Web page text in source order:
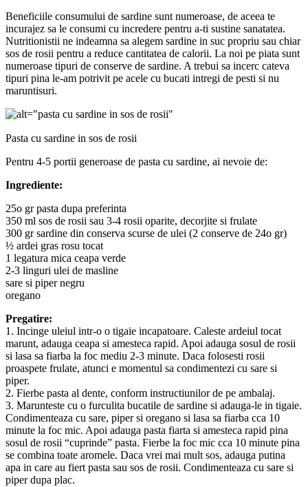
Beneficiile consumului de sardine sunt numeroase, de aceea te
incurajez sa le consumi cu incredere pentru a-ti sustine sanatatea.
Nutritionistii ne indeamna sa alegem sardine in suc propriu sau chiar
sos de rosii pentru a reduce cantitatea de calorii. La noi pe piata sunt
numeroase tipuri de conserve de sardine. A trebui sa incerc cateva
tipuri pina le-am potrivit pe acele cu bucati intregi de pesti si nu
maruntisuri.
Pasta cu sardine in sos de rosii
Pentru 4-5 portii generoase de pasta cu sardine, ai nevoie de:
Ingrediente:
25o gr pasta dupa preferinta
350 ml sos de rosii sau 3-4 rosii oparite, decorjite si frulate
300 gr sardine din conserva scurse de ulei (2 conserve de 24o gr)
½ ardei gras rosu tocat
1 legatura mica ceapa verde
2-3 linguri ulei de masline
sare si piper negru
oregano
Pregatire:
1. Incinge uleiul intr-o o tigaie incapatoare. Caleste ardeiul tocat
marunt, adauga ceapa si amesteca rapid. Apoi adauga sosul de rosii
si lasa sa fiarba la foc mediu 2-3 minute. Daca folosesti rosii
proaspete frulate, atunci e momentul sa condimentezi cu sare si
piper.
2. Fierbe pasta al dente, conform instructiunilor de pe ambalaj.
3. Marunteste cu o furculita bucatile de sardine si adauga-le in tigaie.
Condimenteaza cu sare, piper si oregano si lasa sa fiarba cca 10
minute la foc mic. Apoi adauga pasta fiarta si amesteca rapid pina
sosul de rosii “cuprinde” pasta. Fierbe la foc mic cca 10 minute pina
se combina toate aromele. Daca vrei mai mult sos, adauga putina
apa in care au fiert pasta sau sos de rosii. Condimenteaza cu sare si
piper dupa plac.